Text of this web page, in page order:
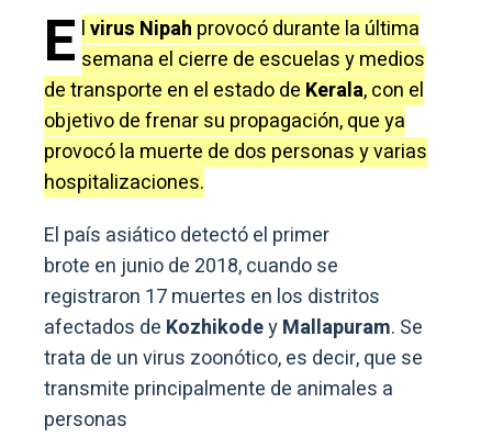
E lvirus Nipah provocó durante la última
semana el cierre de escuelas y medios
de transporte en el estado de Kerala, con el
objetivo de frenar su propagación, que ya
provocó la muerte de dos personas y varias
hospitalizaciones.
El país asiático detectó el primer
brote en junio de 2018, cuando se
registraron 17 muertes en los distritos
afectados de KozhikodeyMallapuram. Se
trata de un virus zoonótico, es decir, que se
transmite principalmente de animales a
personas